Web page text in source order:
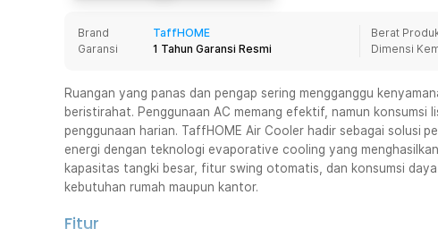
Senin - Sabtu
Toko Jakarta Barat
Senin - Sabtu
Toko Tangerang
Toko Cikupa
Pick n Go Jakarta Barat
Senin - Jumat
Pick n Go Bekasi
Senin - Jumat (08:00 -
Pick n Go Depok
Brand
TaffHOME
Garansi
1 Tahun Garansi Resmi
Berat
Dimensi
Ruangan yang panas dan pengap sering mengganggu
beristirahat. Penggunaan AC memang efektif, namun konsumsi
penggunaan harian. TaffHOME Air Cooler hadir sebagai solusi
energi dengan teknologi evaporative cooling yang
kapasitas tangki besar, fitur swing otomatis, dan konsumsi
kebutuhan rumah maupun kantor.
Fitur